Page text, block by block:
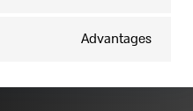
Advantages